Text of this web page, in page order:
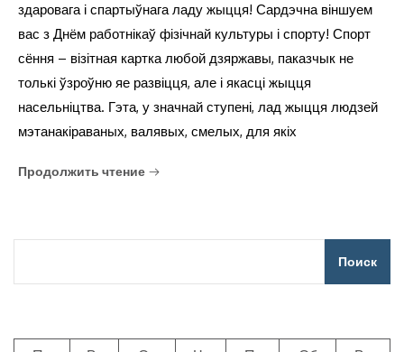
здаровага і спартыўнага ладу жыцця! Сардэчна віншуем
вас з Днём работнікаў фізічнай культуры і спорту! Спорт
сёння – візітная картка любой дзяржавы, паказчык не
толькі ўзроўню яе развіцця, але і якасці жыцця
насельніцтва. Гэта, у значнай ступені, лад жыцця людзей
мэтанакіраваных, валявых, смелых, для якіх
Продолжить чтение
Поиск